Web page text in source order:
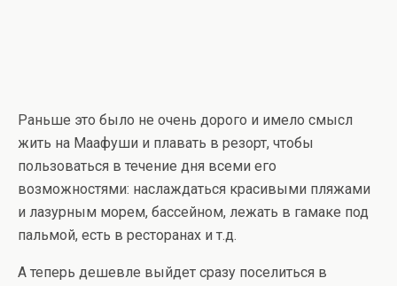
Раньше это было не очень дорого и имело смысл
жить на Маафуши и плавать в резорт, чтобы
пользоваться в течение дня всеми его
возможностями: наслаждаться красивыми пляжами
и лазурным морем, бассейном, лежать в гамаке под
пальмой, есть в ресторанах и т.д.
А теперь дешевле выйдет сразу поселиться в